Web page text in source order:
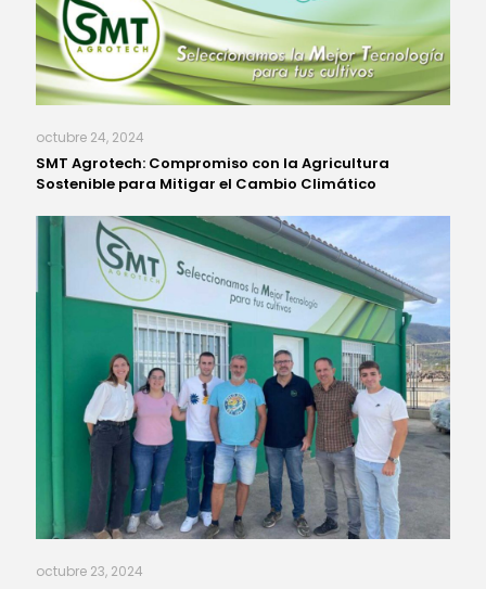
octubre 24, 2024
SMT Agrotech: Compromiso con la Agricultura
Sostenible para Mitigar el Cambio Climático
octubre 23, 2024